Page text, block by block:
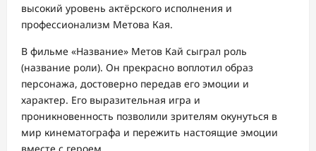
высокий уровень актёрского исполнения и
профессионализм Метова Кая.
В фильме «Название» Метов Кай сыграл роль
(название роли). Он прекрасно воплотил образ
персонажа, достоверно передав его эмоции и
характер. Его выразительная игра и
проникновенность позволили зрителям окунуться в
мир кинематографа и пережить настоящие эмоции